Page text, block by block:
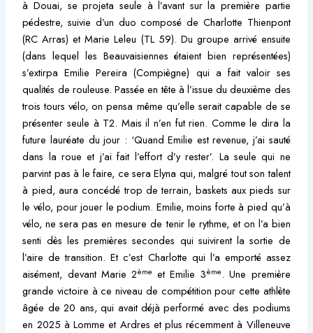
à Douai, se projeta seule à l’avant sur la première partie
pédestre, suivie d’un duo composé de Charlotte Thienpont
(RC Arras) et Marie Leleu (TL 59). Du groupe arrivé ensuite
(dans lequel les Beauvaisiennes étaient bien représentées)
s’extirpa Emilie Pereira (Compiègne) qui a fait valoir ses
qualités de rouleuse. Passée en tête à l’issue du deuxième des
trois tours vélo, on pensa même qu’elle serait capable de se
présenter seule à T2. Mais il n’en fut rien. Comme le dira la
future lauréate du jour : ‘Quand Emilie est revenue, j’ai sauté
dans la roue et j’ai fait l’effort d’y rester’. La seule qui ne
parvint pas à le faire, ce sera Elyna qui, malgré tout son talent
à pied, aura concédé trop de terrain, baskets aux pieds sur
le vélo, pour jouer le podium. Emilie, moins forte à pied qu’à
vélo, ne sera pas en mesure de tenir le rythme, et on l’a bien
senti dès les premières secondes qui suivirent la sortie de
l’aire de transition. Et c’est Charlotte qui l’a emporté assez
aisément, devant Marie 2ème et Emilie 3ème. Une première
grande victoire à ce niveau de compétition pour cette athlète
âgée de 20 ans, qui avait déjà performé avec des podiums
en 2025 à Lomme et Ardres et plus récemment à Villeneuve